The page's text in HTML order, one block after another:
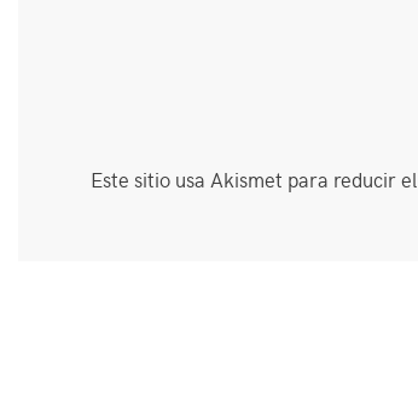
Este sitio usa Akismet para reducir el